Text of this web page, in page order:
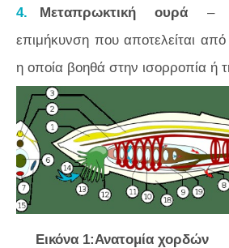
Μεταπρωκτική ουρά –
επιμήκυνση που αποτελείται
η οποία βοηθά στην ισορροπία ή
Εικόνα 1:Ανατομία χορδών